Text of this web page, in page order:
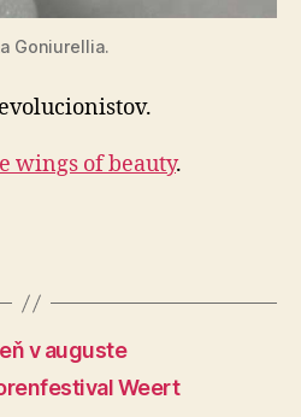
Goniurellia.
wings of beauty.
v auguste
Weert